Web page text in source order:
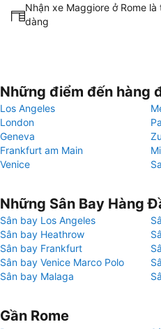
Nhận xe Maggiore ở Rome
dàng
Những điểm đến hàng
Los Angeles
London
Geneva
Frankfurt am Main
Venice
Những Sân Bay Hàng
Sân bay Los Angeles
Sân bay Heathrow
Sân bay Frankfurt
Sân bay Venice Marco Polo
Sân bay Malaga
Gần Rome